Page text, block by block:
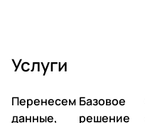
Услуги
Перенесем
данные,
Базовое
решение